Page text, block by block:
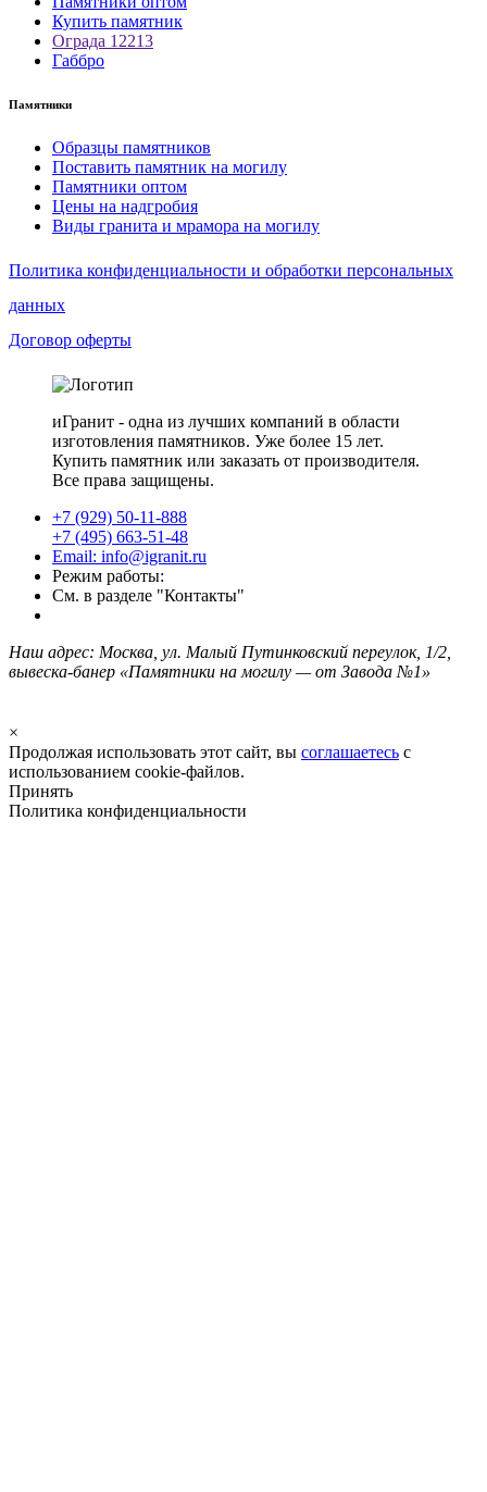
Купить памятник
Ограда 12213
Габбро
Памятники
Образцы памятников
Поставить памятник на могилу
Памятники оптом
Цены на надгробия
Виды гранита и мрамора на могилу
Политика конфиденциальности и обработки персональных
данных
Договор оферты
иГранит - одна из лучших компаний в области
изготовления памятников. Уже более 15 лет.
Купить памятник или заказать от производителя.
Все права защищены.
+7 (929) 50-11-888
+7 (495) 663-51-48
Email: info@igranit.ru
Режим работы:
См. в разделе "Контакты"
Наш адрес: Москва, ул. Малый Путинковский переулок, 1/2,
вывеска-банер «Памятники на могилу — от Завода №1»
×
Продолжая использовать этот сайт, вы соглашаетесь с
использованием cookie-файлов.
Принять
Политика конфиденциальности